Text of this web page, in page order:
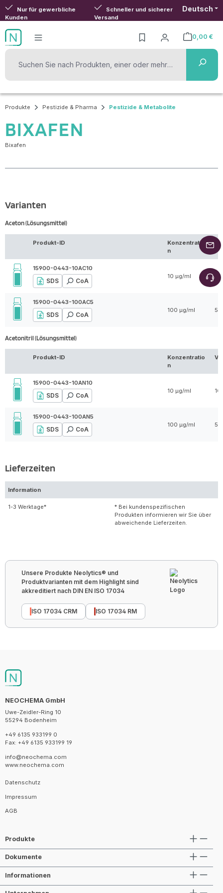
Zum Hauptinhalt springen
Nur für gewerbliche
Kunden
Schneller und sicherer
Versand
Deutsch
0,00 €
Warenkorb
Produkte Pestizide & Pharma Pestizide & Metabolite
BIXAFEN
Bixafen
Varianten
Aceton (Lösungsmittel)
Produkt-ID
Konzentratio
n
15900-0443-10AC10
SDS CoA
10 µg/ml
15900-0443-100AC5
SDS CoA
100 µg/ml 5
Acetonitril (Lösungsmittel)
Produkt-ID
Konzentratio
n
15900-0443-10AN10
SDS CoA
10 µg/ml 10
15900-0443-100AN5
SDS CoA
100 µg/ml 5
Lieferzeiten
Information
1-3 Werktage*
* Bei kundenspezifischen
Produkten informieren wir Sie über
abweichende Lieferzeiten.
Unsere Produkte Neolytics® und
Produktvarianten mit dem Highlight sind
akkreditiert nach DIN EN ISO 17034
ISO 17034 CRM ISO 17034 RM
NEOCHEMA GmbH
Uwe-Zeidler-Ring 10
55294 Bodenheim
+49 6135 933199 0
Fax: +49 6135 933199 19
info@neochema.com
www.neochema.com
Datenschutz
Impressum
AGB
Produkte
Dokumente
Informationen